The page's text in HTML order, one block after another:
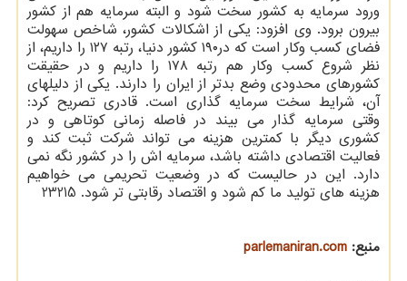
ورود سرمایه به کشور سخت شود و البته سرمایه هم از کشور
بیرون برود. وی افزود: یکی از اشکالات کشور، شاخص سهولت
فضای کسب وکار است که در۱۹۰ کشور دنیا، رتبه ۱۲۷ را داریم، از
نظر شروع کسب وکار هم رتبه ۱۷۸ را داریم و در حقیقت
کشورهای محدودی وضع بدتر از ایران را دارند. یکی از دلیلهای
آن، شرایط سخت سرمایه گذاری است. قادری تصریح کرد:
وقتی سرمایه گذار می بیند در فاصله زمانی کوتاهی و در
کشوری دیگر با کمترین هزینه می تواند شرکت ثبت کند و
فعالیت اقتصادی داشته باشد، سرمایه اش را در کشور نگه نمی
دارد. این در حالیست که در وضعیت تحریمی می خواهیم
هزینه های تولید ما کم شود و اقتصاد رقابتی تر شود. 23215
منبع: parlemaniran.com